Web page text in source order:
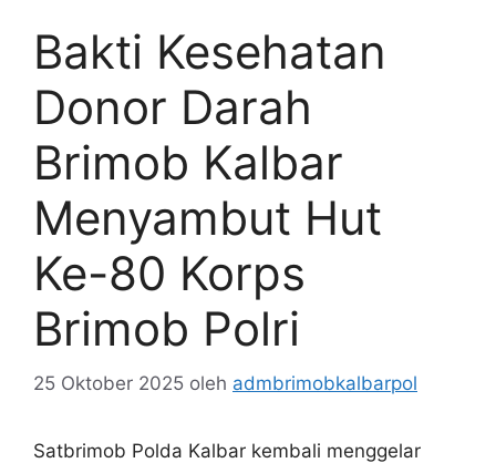
Bakti Kesehatan
Donor Darah
Brimob Kalbar
Menyambut Hut
Ke-80 Korps
Brimob Polri
25 Oktober 2025 oleh admbrimobkalbarpol
Satbrimob Polda Kalbar kembali menggelar